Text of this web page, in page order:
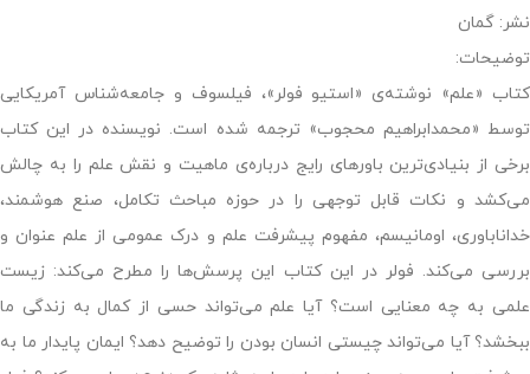
نشر: گمان
توضیحات:
کتاب «علم» نوشته‌ی «استیو فولر»، فیلسوف و جامعه‌شناس آمریکایی
توسط «محمدابراهیم محجوب» ترجمه شده است. نویسنده در این کتاب
برخی از بنیادی‌ترین باورهای رایج درباره‌ی ماهیت و نقش علم را به چالش
می‌کشد و نکات قابل توجهی را در حوزه مباحث تکامل، صنع هوشمند،
خداناباوری، اومانیسم، مفهوم پیشرفت علم و درک عمومی از علم عنوان و
بررسی می‌کند. فولر در این کتاب این پرسش‌ها را مطرح می‌کند: زیست
علمی به چه معنایی است؟ آیا علم می‌تواند حسی از کمال به زندگی ما
ببخشد؟ آیا می‌تواند چیستی انسان بودن را توضیح دهد؟ ایمان پایدار ما به